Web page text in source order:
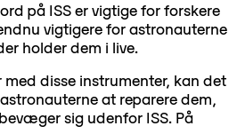
på ISS er vigtige for forskere
vigtigere for astronauterne
holder dem i live.
med disse instrumenter, kan det
at reparere dem,
sig udenfor ISS. På